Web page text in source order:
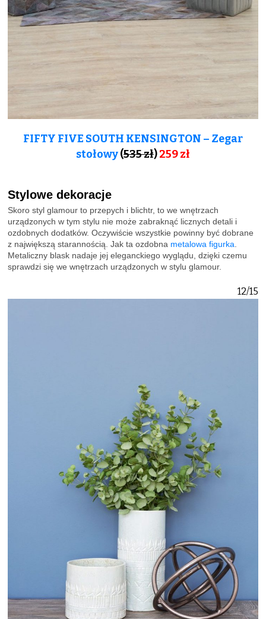
FIFTY FIVE SOUTH KENSINGTON – Zegar
stołowy(535 zł)259 zł
Stylowe dekoracje
Skoro styl glamour to przepych i blichtr, to we wnętrzach
urządzonych w tym stylu nie może zabraknąć licznych detali i
ozdobnych dodatków. Oczywiście wszystkie powinny być dobrane
z największą starannością. Jak ta ozdobna metalowa figurka.
Metaliczny blask nadaje jej eleganckiego wyglądu, dzięki czemu
sprawdzi się we wnętrzach urządzonych w stylu glamour.
12/15